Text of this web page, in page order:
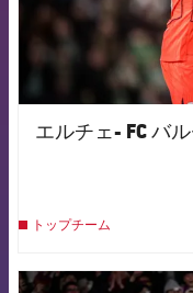
エルチェ- FC バ
トップチーム